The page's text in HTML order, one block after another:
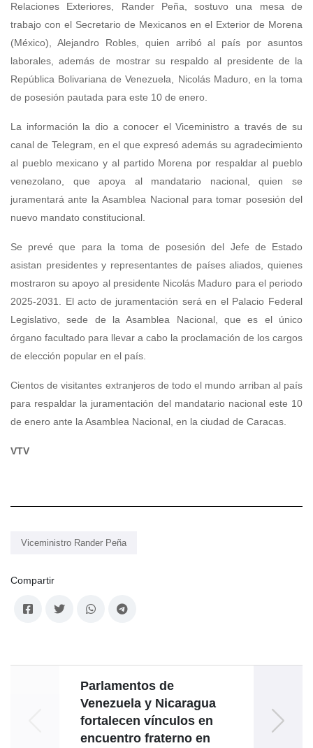
Relaciones Exteriores, Rander Peña, sostuvo una mesa de
trabajo con el Secretario de Mexicanos en el Exterior de Morena
(México), Alejandro Robles, quien arribó al país por asuntos
laborales, además de mostrar su respaldo al presidente de la
República Bolivariana de Venezuela, Nicolás Maduro, en la toma
de posesión pautada para este 10 de enero.
La información la dio a conocer el Viceministro a través de su
canal de Telegram, en el que expresó además su agradecimiento
al pueblo mexicano y al partido Morena por respaldar al pueblo
venezolano, que apoya al mandatario nacional, quien se
juramentará ante la Asamblea Nacional para tomar posesión del
nuevo mandato constitucional.
Se prevé que para la toma de posesión del Jefe de Estado
asistan presidentes y representantes de países aliados, quienes
mostraron su apoyo al presidente Nicolás Maduro para el periodo
2025-2031. El acto de juramentación será en el Palacio Federal
Legislativo, sede de la Asamblea Nacional, que es el único
órgano facultado para llevar a cabo la proclamación de los cargos
de elección popular en el país.
Cientos de visitantes extranjeros de todo el mundo arriban al país
para respaldar la juramentación del mandatario nacional este 10
de enero ante la Asamblea Nacional, en la ciudad de Caracas.
VTV
Viceministro Rander Peña
Compartir
Parlamentos de
Venezuela y Nicaragua
fortalecen vínculos en
encuentro fraterno en